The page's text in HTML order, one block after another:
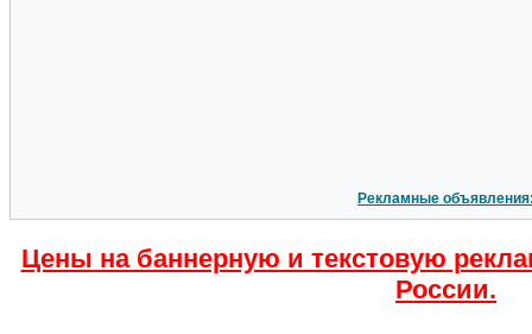
Рекламные
Цены на баннерную и текстовую
России.